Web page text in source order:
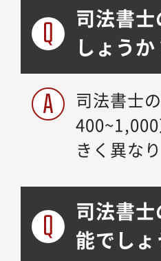
司法書
しょうか
司法書士
きく異な
司法書
能でしょ